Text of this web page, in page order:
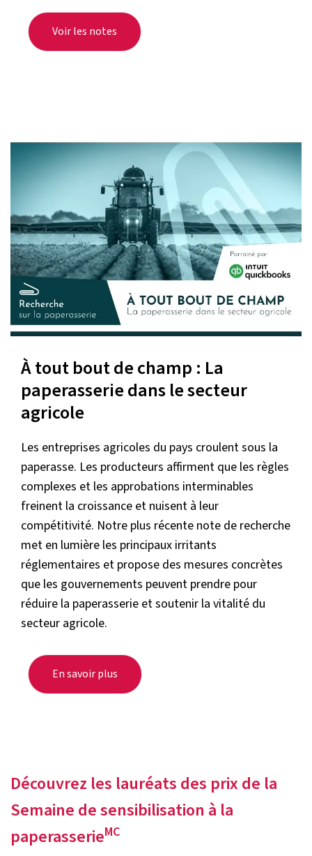
Voir les notes
À tout bout de champ : La
paperasserie dans le secteur
agricole
Les entreprises agricoles du pays croulent sous la
paperasse. Les producteurs affirment que les règles
complexes et les approbations interminables
freinent la croissance et nuisent à leur
compétitivité. Notre plus récente note de recherche
met en lumière les principaux irritants
réglementaires et propose des mesures concrètes
que les gouvernements peuvent prendre pour
réduire la paperasserie et soutenir la vitalité du
secteur agricole.
En savoir plus
Découvrez les lauréats des prix de la
Semaine de sensibilisation à la
paperasserieMC